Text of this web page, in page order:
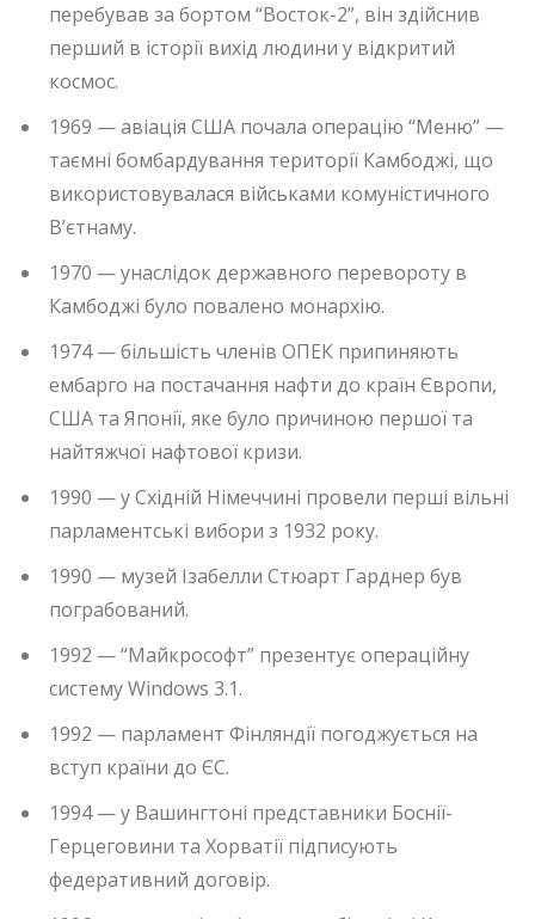
перебував за бортом “Восток-2”, він здійснив
перший в історії вихід людини у відкритий
космос.
1969 — авіація США почала операцію “Меню” —
таємні бомбардування території Камбоджі, що
використовувалася військами комуністичного
Вʼєтнаму.
1970 — унаслідок державного перевороту в
Камбоджі було повалено монархію.
1974 — більшість членів ОПЕК припиняють
ембарго на постачання нафти до країн Європи,
США та Японії, яке було причиною першої та
найтяжчої нафтової кризи.
1990 — у Східній Німеччині провели перші вільні
парламентські вибори з 1932 року.
1990 — музей Ізабелли Стюарт Гарднер був
пограбований.
1992 — “Майкрософт” презентує операційну
систему Windows 3.1.
1992 — парламент Фінляндії погоджується на
вступ країни до ЄС.
1994 — у Вашингтоні представники Боснії-
Герцеговини та Хорватії підписують
федеративний договір.